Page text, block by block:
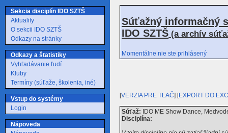
Sekcia disciplín IDO SZTŠ
Aktuality
O sekcii IDO SZTŠ
Odkazy na stránky
Odkazy a štatistiky
Vyhľadávanie ľudí
Kluby
Termíny (súťaže, školenia, iné)
Vstup do systémy
Login
Nápoveda
Súťažný informačný
IDO SZTŠ (a archív
Momentálne nie ste prihlásený
[VERZIA PRE TLAČ] [EXPORT DO
Súťaž: IDO ME Show Dance,
Disciplína: